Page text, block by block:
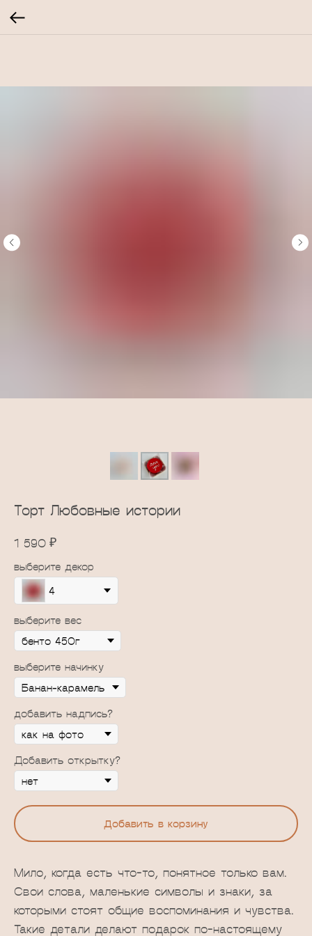
Торт Любовные истории
1 590 ₽
выберите декор
4
выберите вес
выберите начинку
добавить надпись?
Добавить открытку?
Добавить в корзину
Мило, когда есть что-то, понятное только вам.
Свои слова, маленькие символы и знаки, за
которыми стоят общие воспоминания и чувства.
Такие детали делают подарок по-настоящему